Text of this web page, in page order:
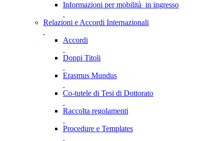
Informazioni per mobilità in ingresso
Relazioni e Accordi Internazionali
Accordi
Doppi Titoli
Erasmus Mundus
Co-tutele di Tesi di Dottorato
Raccolta regolamenti
Procedure e Templates